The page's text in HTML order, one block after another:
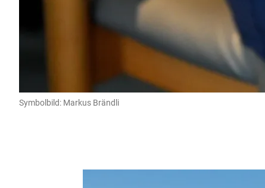
Symbolbild: Markus Brändli